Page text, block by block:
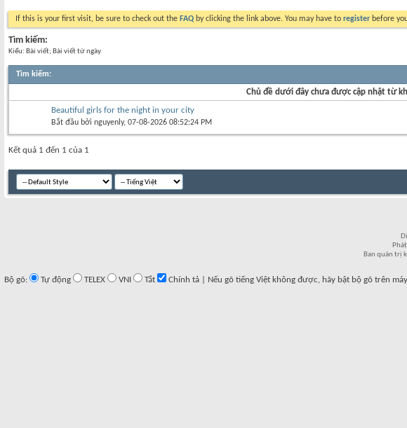
If this is your first visit, be sure to check out the FAQ by clicking the link above. You may have to register before
Tìm kiếm:
Kiểu: Bài viết; Bài viết từ ngày
Tìm kiếm:
Chủ đề dưới đây chưa được cập nhật từ
Beautiful girls for the night in your city
Bắt đầu bởi nguyenly‎, 07-08-2026 08:52:24 PM
Kết quả 1 đến 1 của 1
Ban quản trị
Bộ gõ: Tự động TELEX VNI Tắt Chính tả | Nếu gõ tiếng Việt không được, hãy bật bộ gõ trên